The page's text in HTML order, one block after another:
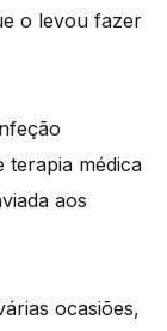
o levou fazer
terapia médica
aos
ocasiões,